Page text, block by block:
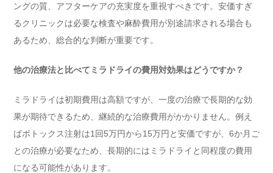
ングの質、アフターケアの充実度を重視すべきです。安価すぎ
るクリニックは必要な検査や麻酔費用が別途請求される場合も
あるため、総合的な判断が重要です。
他の治療法と比べてミラドライの費用対効果はどうですか？
ミラドライは初期費用は高額ですが、一度の治療で長期的な効
果が期待できるため、継続的な治療費用がかかりません。例え
ばボトックス注射は1回5万円から15万円と安価ですが、6か月ご
との治療が必要なため、長期的にはミラドライと同程度の費用
になる可能性があります。